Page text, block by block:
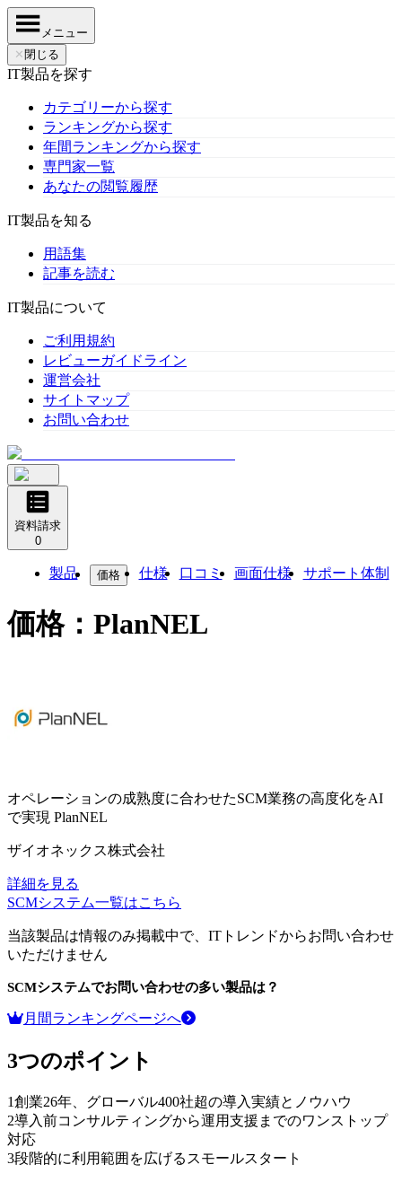
メニュー
✕ 閉じる
IT製品を探す
カテゴリーから探す
ランキングから探す
年間ランキングから探す
専門家一覧
あなたの閲覧履歴
IT製品を知る
用語集
記事を読む
IT製品について
ご利用規約
レビューガイドライン
運営会社
サイトマップ
お問い合わせ
資料請求
0
製品 価格 仕様 口コミ 画面仕様 サポート体制
価格： PlanNEL
オペレーションの成熟度に合わせたSCM業務の高度化をAI
で実現 PlanNEL
ザイオネックス株式会社
詳細を見る
SCMシステム一覧はこちら
当該製品は情報のみ掲載中で、ITトレンドからお問い合わせ
いただけません
SCMシステムでお問い合わせの多い製品は？
月間ランキングページへ
3つのポイント
1創業26年、グローバル400社超の導入実績とノウハウ
2導入前コンサルティングから運用支援までのワンストップ
対応
3段階的に利用範囲を広げるスモールスタート